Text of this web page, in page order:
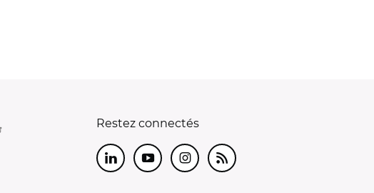
Restez connectés
LinkedInYoutubeInstagram
RSS